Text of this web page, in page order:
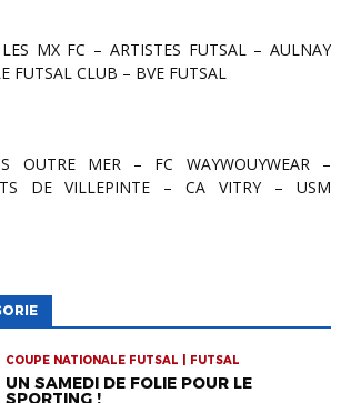
FUTSAL CLUB – BVE FUTSAL
DE VILLEPINTE – CA VITRY – USM
COUPE NATIONALE FUTSAL | FUTSAL
UN SAMEDI DE FOLIE POUR LE
SPORTING !